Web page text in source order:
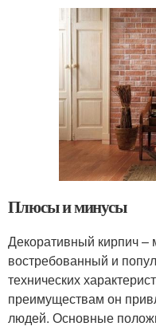
Плюсы и минусы
Декоративный кирпич –
востребованный и
технических
преимуществам он
людей. Основные